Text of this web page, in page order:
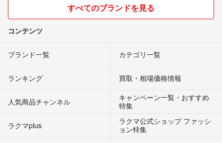
すべてのブランドを見る
コンテンツ
ブランド一覧 カテゴリ一覧
ランキング 買取・相場価格情報
人気商品チャンネル
キャンペーン一覧・おすすめ
特集
ラクマplus
ラクマ公式ショップ ファッシ
ョン特集